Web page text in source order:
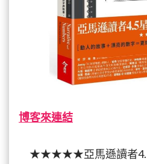
博客來連結
★★★★★亞馬遜讀者